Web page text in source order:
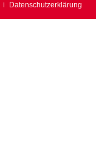
Datenschutzerklärung